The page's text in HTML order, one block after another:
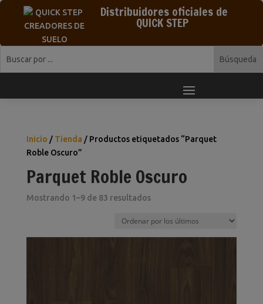
Distribuidores oficiales de
QUICK STEP
Inicio / Tienda / Productos etiquetados “Parquet
Roble Oscuro”
Parquet Roble Oscuro
Mostrando 1–9 de 83 resultadosOrdenado
los
últimos